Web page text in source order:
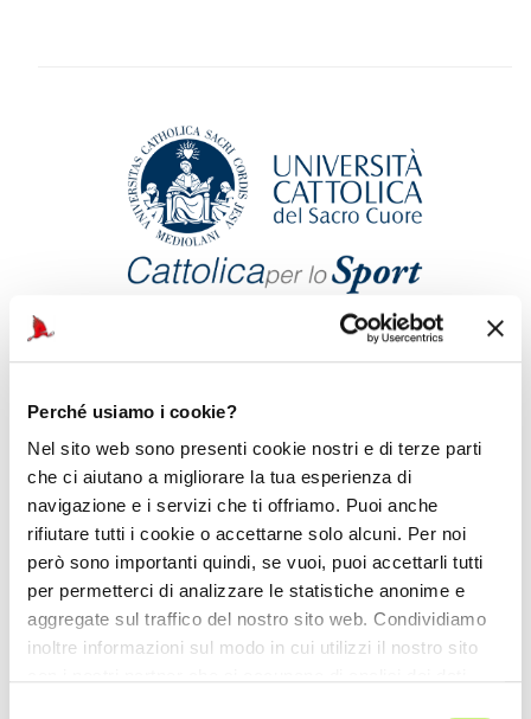
Perché usiamo i cookie?
Nel sito web sono presenti cookie nostri e di terze parti
che ci aiutano a migliorare la tua esperienza di
navigazione e i servizi che ti offriamo. Puoi anche
rifiutare tutti i cookie o accettarne solo alcuni. Per noi
però sono importanti quindi, se vuoi, puoi accettarli tutti
per permetterci di analizzare le statistiche anonime e
aggregate sul traffico del nostro sito web. Condividiamo
inoltre informazioni sul modo in cui utilizzi il nostro sito